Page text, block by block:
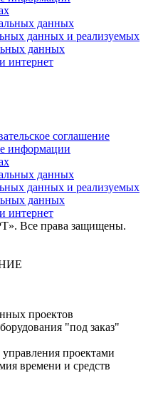
данных
данных и реализуемых
данных
интернет
соглашение
информации
данных
данных и реализуемых
данных
интернет
Все права защищены.
проектов
"под заказ"
проектами
времени и средств